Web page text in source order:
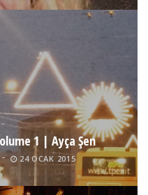
1 | Ayça Şen
24 OCAK 2015